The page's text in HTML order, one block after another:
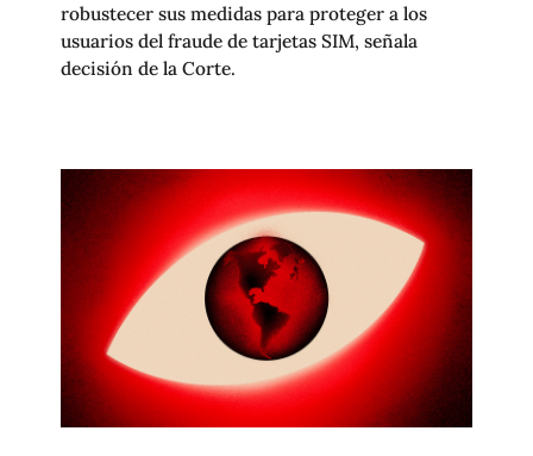
robustecer sus medidas para proteger a los
usuarios del fraude de tarjetas SIM, señala
decisión de la Corte.